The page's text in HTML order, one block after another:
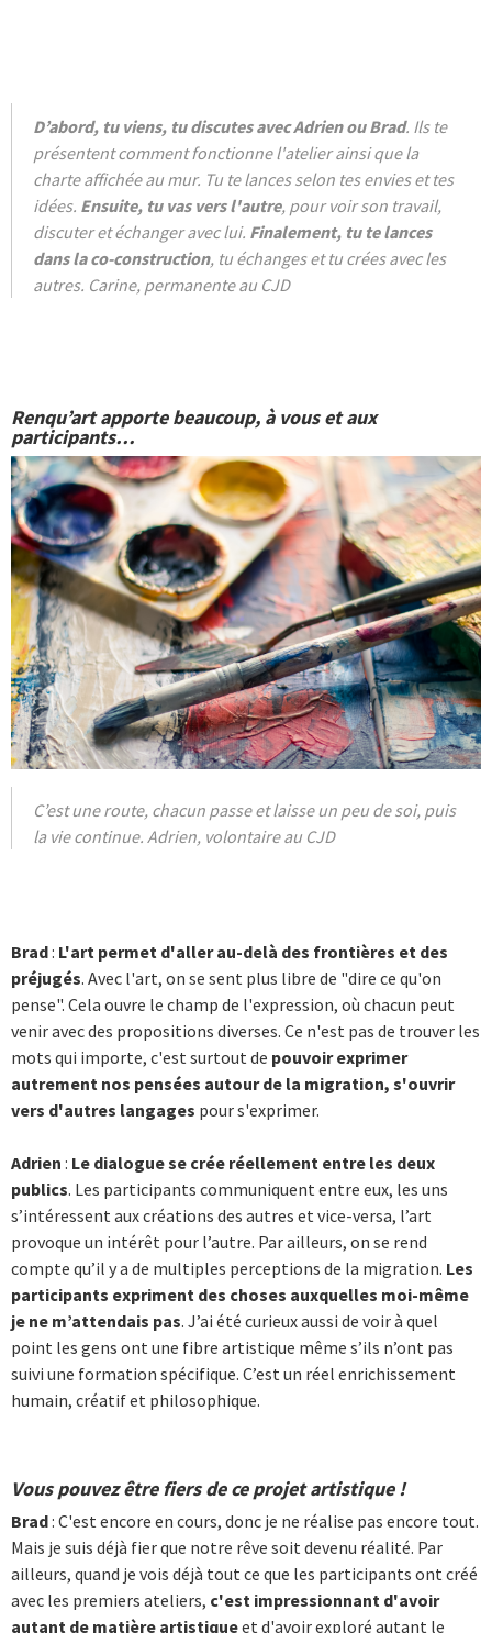
D’abord, tu viens, tu discutes avec Adrien ou Brad. Ils te
présentent comment fonctionne l'atelier ainsi que la
charte affichée au mur. Tu te lances selon tes envies et tes
idées. Ensuite, tu vas vers l'autre, pour voir son travail,
discuter et échanger avec lui. Finalement, tu te lances
dans la co-construction, tu échanges et tu crées avec les
autres. Carine, permanente au CJD
Renqu’art apporte beaucoup, à vous et aux
participants…
C’est une route, chacun passe et laisse un peu de soi, puis
la vie continue. Adrien, volontaire au CJD
Brad: L'art permet d'aller au-delà des frontières et des
préjugés. Avec l'art, on se sent plus libre de "dire ce qu'on
pense". Cela ouvre le champ de l'expression, où chacun peut
venir avec des propositions diverses. Ce n'est pas de trouver les
mots qui importe, c'est surtout de pouvoir exprimer
autrement nos pensées autour de la migration, s'ouvrir
vers d'autres langages pour s'exprimer.
Adrien : Le dialogue se crée réellement entre les deux
publics. Les participants communiquent entre eux, les uns
s’intéressent aux créations des autres et vice-versa, l’art
provoque un intérêt pour l’autre. Par ailleurs, on se rend
compte qu’il y a de multiples perceptions de la migration. Les
participants expriment des choses auxquelles moi-même
je ne m’attendais pas. J’ai été curieux aussi de voir à quel
point les gens ont une fibre artistique même s’ils n’ont pas
suivi une formation spécifique. C’est un réel enrichissement
humain, créatif et philosophique.
Vous pouvez être fiers de ce projet artistique !
Brad: C'est encore en cours, donc je ne réalise pas encore tout.
Mais je suis déjà fier que notre rêve soit devenu réalité. Par
ailleurs, quand je vois déjà tout ce que les participants ont créé
avec les premiers ateliers, c'est impressionnant d'avoir
autant de matière artistiqueet d'avoir exploré autant le